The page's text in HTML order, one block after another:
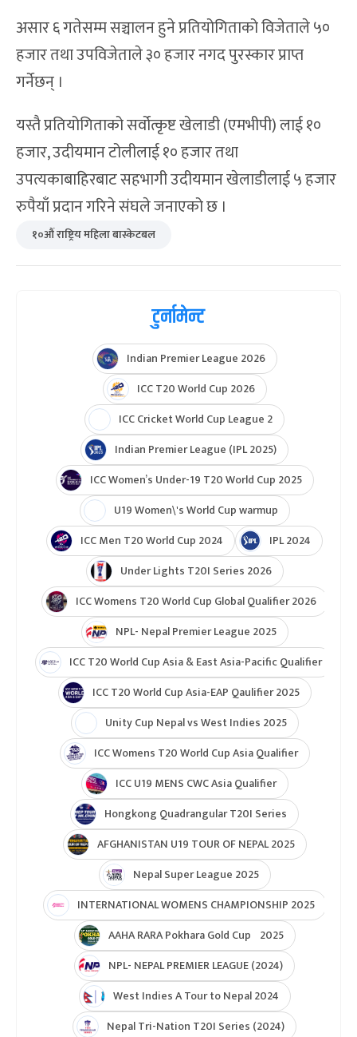
असार ६ गतेसम्म सञ्चालन हुने प्रतियोगिताको विजेताले ५०
हजार तथा उपविजेताले ३० हजार नगद पुरस्कार प्राप्त
गर्नेछन् ।
यस्तै प्रतियोगिताको सर्वोत्कृष्ट खेलाडी (एमभीपी) लाई १०
हजार, उदीयमान टोलीलाई १० हजार तथा
उपत्यकाबाहिरबाट सहभागी उदीयमान खेलाडीलाई ५ हजार
रुपैयाँ प्रदान गरिने संघले जनाएको छ ।
१०औं राष्ट्रिय महिला बास्केटबल
टुर्नामेन्ट
Indian Premier League 2026
ICC T20 World Cup 2026
ICC Cricket World Cup League 2
Indian Premier League (IPL 2025)
ICC Women’s Under-19 T20 World Cup 2025
U19 Women\'s World Cup warmup
ICC Men T20 World Cup 2024
IPL 2024
Under Lights T20I Series 2026
ICC Womens T20 World Cup Global Qualifier 2026
NPL- Nepal Premier League 2025
ICC T20 World Cup Asia & East Asia-Pacific Qualifier
ICC T20 World Cup Asia-EAP Qaulifier 2025
Unity Cup Nepal vs West Indies 2025
ICC Womens T20 World Cup Asia Qualifier
ICC U19 MENS CWC Asia Qualifier
Hongkong Quadrangular T20I Series
AFGHANISTAN U19 TOUR OF NEPAL 2025
Nepal Super League 2025
INTERNATIONAL WOMENS CHAMPIONSHIP 2025
AAHA RARA Pokhara Gold Cup 2025
NPL- NEPAL PREMIER LEAGUE (2024)
West Indies A Tour to Nepal 2024
Nepal Tri-Nation T20I Series (2024)